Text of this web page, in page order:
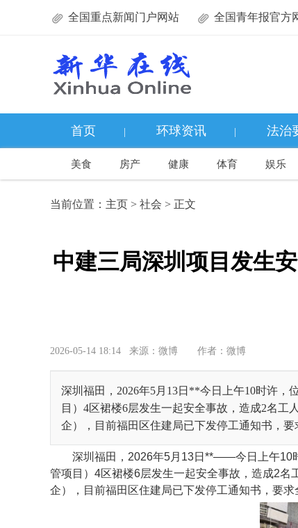
全国重点新闻门户网站 全国青年报官方
首页 环球资讯 法治
美食 房产 健康 体育 娱乐
当前位置： 主页 > 社会 > 正文
中建三局深圳项目发生
2026-05-14 18:14 来源：微博 作者：微博
深圳福田，2026年5月13日**今日上午10时许，
目）4区裙楼6层发生一起安全事故，造成2名
企），目前福田区住建局已下发停工通知书，要
深圳福田，2026年5月13日**——今日上午10
管项目）4区裙楼6层发生一起安全事故，造成2
企），目前福田区住建局已下发停工通知书，要求